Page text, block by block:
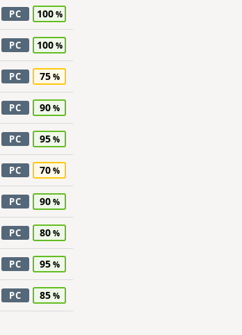
PC 100
PC 100
PC 75
PC 90
PC 95
PC 70
PC 90
PC 80
PC 95
PC 85